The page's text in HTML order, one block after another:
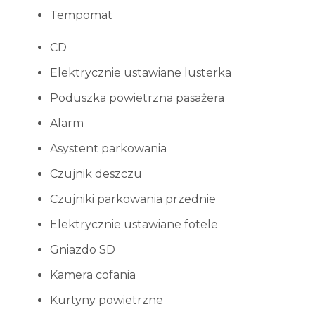
Tempomat
CD
Elektrycznie ustawiane lusterka
Poduszka powietrzna pasażera
Alarm
Asystent parkowania
Czujnik deszczu
Czujniki parkowania przednie
Elektrycznie ustawiane fotele
Gniazdo SD
Kamera cofania
Kurtyny powietrzne